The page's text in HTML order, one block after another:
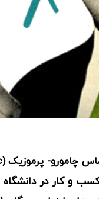
و کار در دانشگاه